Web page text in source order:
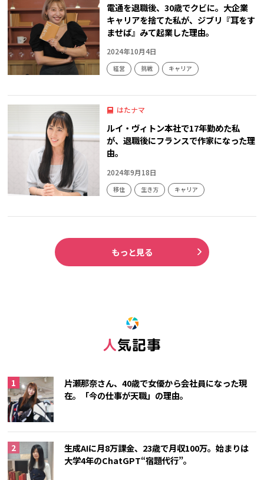
電通を退職後、30歳でクビに。大企業
キャリアを捨てた私が、ジブリ『耳をす
ませば』みて起業した理由。
2024年10月4日
経営 挑戦 キャリア
はたナマ
ルイ・ヴィトン本社で17年勤めた私
が、退職後にフランスで作家になった理
由。
2024年9月18日
移住 生き方 キャリア
もっと見る
人気記事
片瀬那奈さん、40歳で女優から会社員になった現
在。「今の仕事が天職」の理由。
生成AIに月8万課金、23歳で月収100万。始まりは
大学4年のChatGPT“宿題代行”。